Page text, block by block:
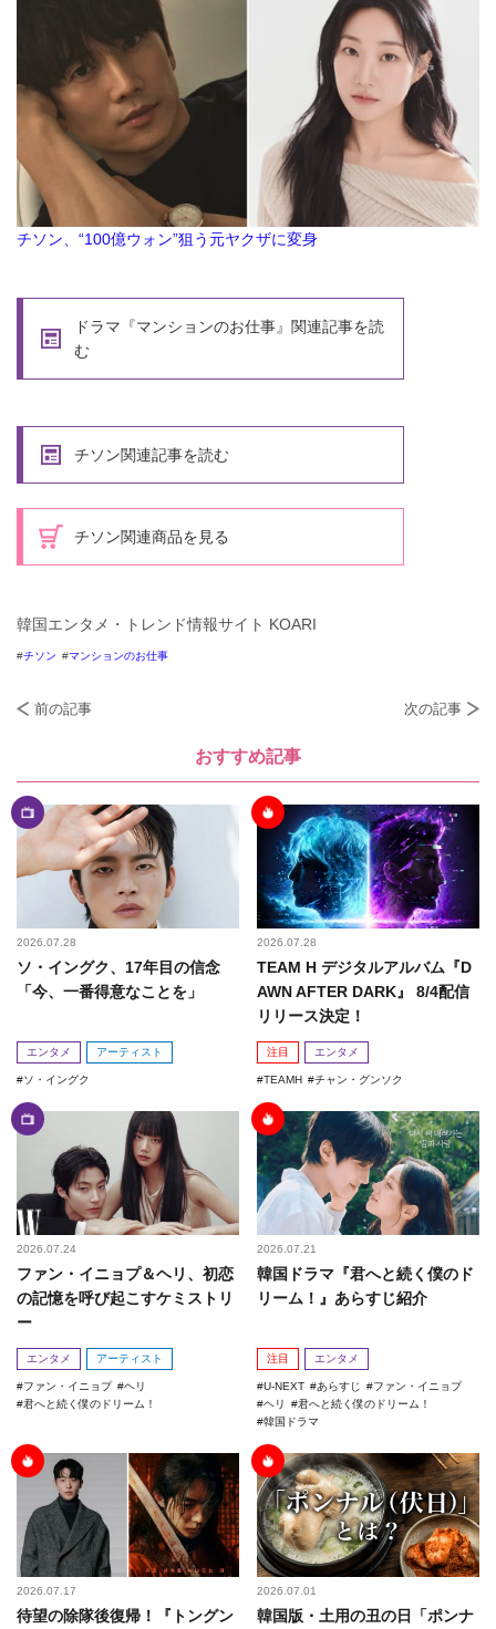
チソン、“100億ウォン”狙う元ヤクザに変身
ドラマ『マンションのお仕事』関連記事を読
む
チソン関連記事を読む
チソン関連商品を見る
韓国エンタメ・トレンド情報サイト KOARI
チソン マンションのお仕事
前の記事 次の記事
おすすめ記事
2026.07.28
ソ・イングク、17年目の信念
「今、一番得意なことを」
エンタメ アーティスト
ソ・イングク
2026.07.28
TEAM H デジタルアルバム『D
AWN AFTER DARK』 8/4配信
リリース決定！
注目 エンタメ
TEAMH チャン・グンソク
2026.07.24
ファン・イニョプ＆ヘリ、初恋
の記憶を呼び起こすケミストリ
ー
エンタメ アーティスト
ファン・イニョプ
ヘリ
君へと続く僕のドリーム！
2026.07.21
韓国ドラマ『君へと続く僕のド
リーム！』あらすじ紹介
注目 エンタメ
U-NEXT あらすじ
ファン・イニョプ
ヘリ
君へと続く僕のドリーム！
韓国ドラマ
2026.07.17
待望の除隊後復帰！『トングン
2026.07.01
韓国版・土用の丑の日「ポンナ